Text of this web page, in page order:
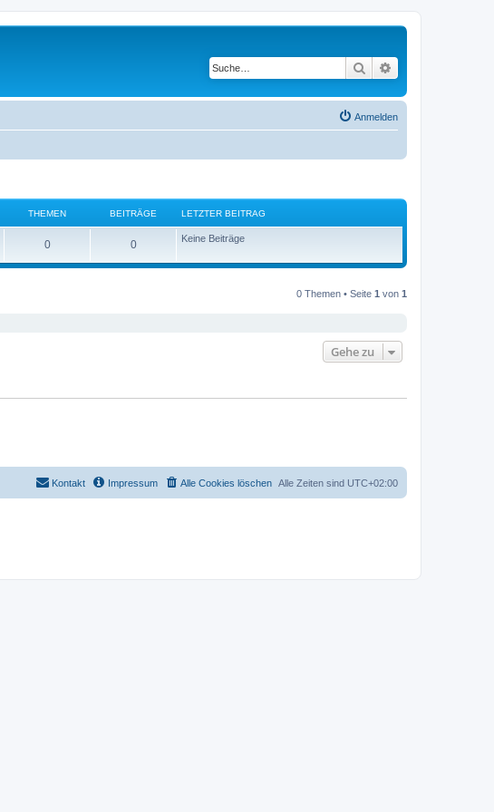
Suche
Anmelden
THEMEN BEITRÄGE LETZTER BEITRAG
0 0 Keine Beiträge
0 Themen • Seite 1 von 1
Gehe zu
Alle Zeiten sind UTC+02:00
Alle Cookies löschen
Impressum
Kontakt